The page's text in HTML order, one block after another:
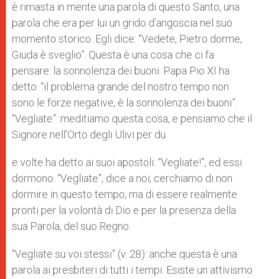
è rimasta in mente una parola di questo Santo, una
parola che era per lui un grido d’angoscia nel suo
momento storico. Egli dice: “Vedete, Pietro dorme,
Giuda è sveglio”. Questa è una cosa che ci fa
pensare: la sonnolenza dei buoni. Papa Pio XI ha
detto: “il problema grande del nostro tempo non
sono le forze negative, è la sonnolenza dei buoni”.
“Vegliate”: meditiamo questa cosa, e pensiamo che il
Signore nell’Orto degli Ulivi per du
e volte ha detto ai suoi apostoli: “Vegliate!”, ed essi
dormono. “Vegliate”, dice a noi; cerchiamo di non
dormire in questo tempo, ma di essere realmente
pronti per la volontà di Dio e per la presenza della
sua Parola, del suo Regno.
“Vegliate su voi stessi” (v. 28): anche questa è una
parola ai presbiteri di tutti i tempi. Esiste un attivismo